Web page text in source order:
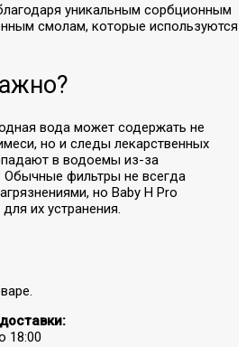
уникальным сорбционным
смолам, которые используются
вода может содержать не
но и следы лекарственных
в водоемы из-за
Обычные фильтры не всегда
но Baby H Pro
их устранения.
18:00